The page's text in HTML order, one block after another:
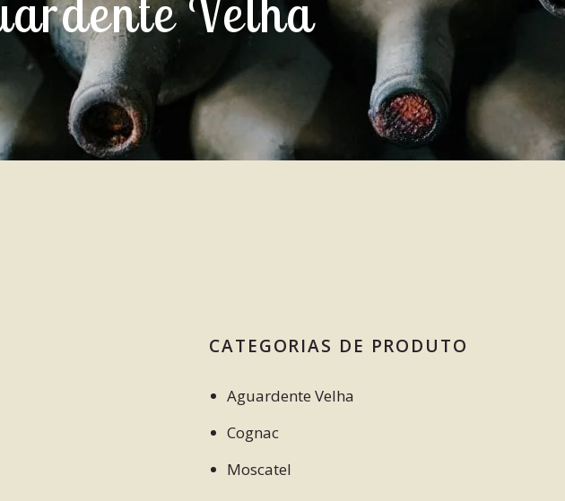
CATEGORIAS DE PRODUTO
Aguardente Velha
Cognac
Moscatel